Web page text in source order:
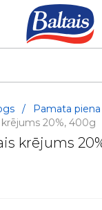
/ Pamata
krējums 20%, 400g
krējums